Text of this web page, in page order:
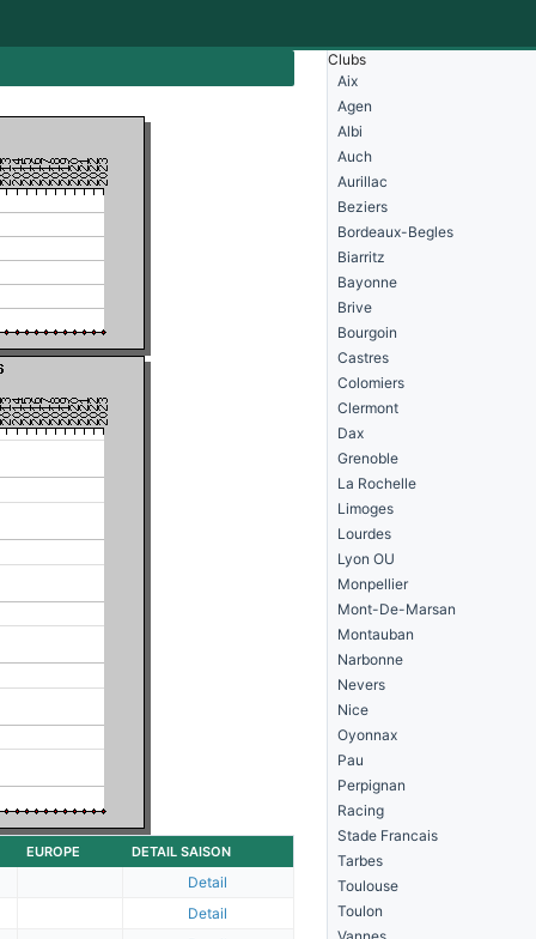
EUROPE DETAIL SAISON
Detail
Detail
Clubs
Aix
Agen
Albi
Auch
Aurillac
Beziers
Bordeaux-Begles
Biarritz
Bayonne
Brive
Bourgoin
Castres
Colomiers
Clermont
Dax
Grenoble
La Rochelle
Limoges
Lourdes
Lyon OU
Monpellier
Mont-De-Marsan
Montauban
Narbonne
Nevers
Nice
Oyonnax
Pau
Perpignan
Racing
Stade Francais
Tarbes
Toulouse
Toulon